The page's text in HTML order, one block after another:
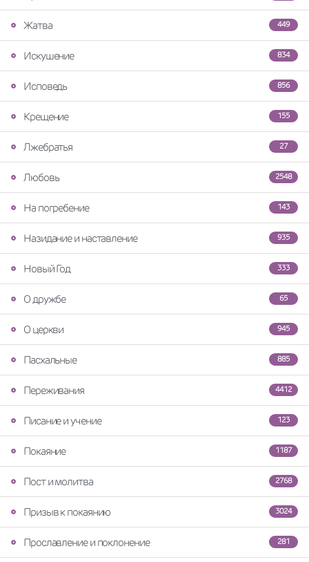
449
Жатва
834
Искушение
856
Исповедь
155
Крещение
27
Лжебратья
2548
Любовь
143
На погребение
935
Назидание и наставление
333
Новый Год
65
О дружбе
945
О церкви
885
Пасхальные
4412
Переживания
123
Писание и учение
1187
Покаяние
2768
Пост и молитва
3024
Призыв к покаянию
281
Прославление и поклонение